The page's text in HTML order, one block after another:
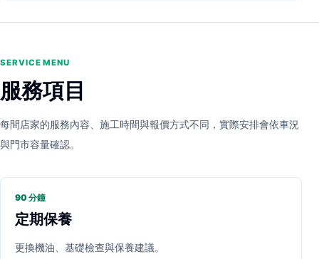
SERVICE MENU
服務項目
每間店家的服務內容、施工時間與報價方式不同，實際安排會依車況
與門市容量確認。
90 分鐘
定期保養
更換機油、基礎檢查與保養建議。